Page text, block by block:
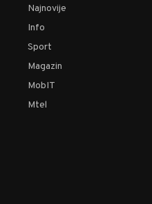
Najnovije
Info
Sport
Magazin
MobIT
Mtel